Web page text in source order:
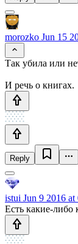
morozko Jun 15
Так убила или
И речь о книгах.
Reply
istui Jun 9 2016 at
Есть какие-